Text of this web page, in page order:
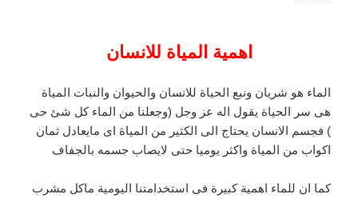
اهمية المياة للانسان
الماء هو شريان ونبع الحياة للانسان والحيوان والنبات المياة
هى سر الحياة يقول اله عز وجل (وجعلنا من الماء كل شئ حى
) فجسم الانسان يحتاج الى الكثير من المياة اى مايعادل ثمان
اكواب من المياة واكثر يوميا حتى لايصاب جسمه بالجفاف
كما ان للماء اهمية كبيرة فى استخدامتنا اليومية ماكل مشرب